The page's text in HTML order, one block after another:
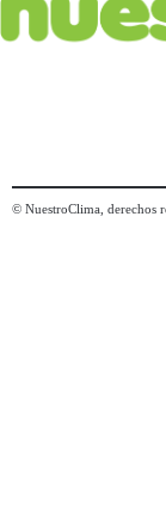
© NuestroClima, derechos